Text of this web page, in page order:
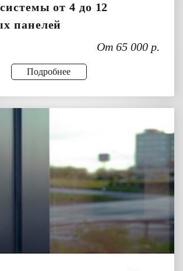
от 4 до 12
панелей
От 65 000 р.
Подробнее